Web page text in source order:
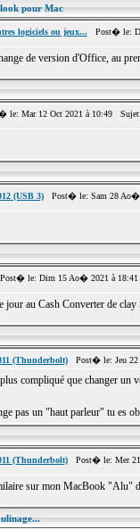
pour Mac
logiciels ou jeux... Post� le:
de version d'Office, au
Mar 12 Oct 2021 à 10:49 Sujet:
(USB 3)Post� le: Sam 28 Ao�
le: Dim 15 Ao� 2021 à
jour au Cash Converter de
(Thunderbolt)Post� le: Jeu 22
compliqué que changer
pas un "haut parleur" tu es
(Thunderbolt)Post� le: Mer 21
sur mon MacBook "Alu"